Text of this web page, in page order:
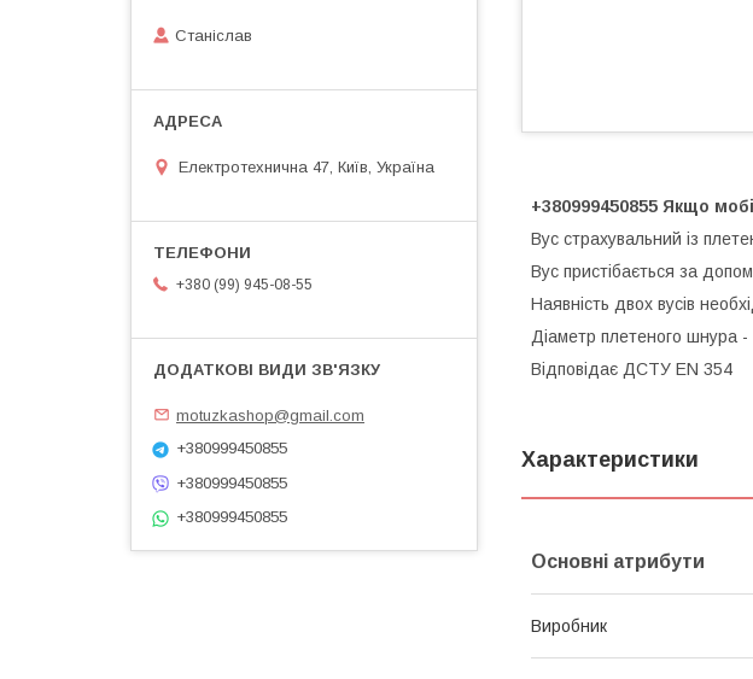
+380999450855 Якщо
Вус страхувальний із
Вус пристібається за
Наявність двох вусів
Діаметр плетеного шнура
Відповідає ДСТУ EN 354
Характеристики
Основні атрибути
Виробник
Станіслав
Електротехнична 47, Київ, Україна
+380 (99) 945-08-55
motuzkashop@gmail.com
+380999450855
+380999450855
+380999450855